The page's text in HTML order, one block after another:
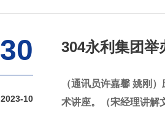
30
2023-10
304永利集团举
（通讯员许嘉馨 姚刚
术讲座。（宋经理讲解